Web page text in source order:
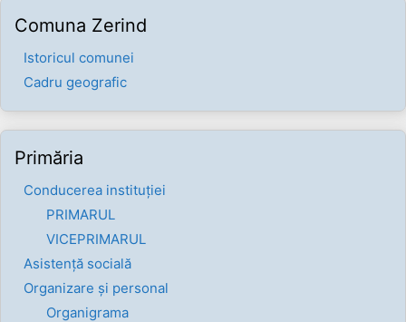
Comuna Zerind
Istoricul comunei
Cadru geografic
Primăria
Conducerea instituției
PRIMARUL
VICEPRIMARUL
Asistență socială
Organizare și personal
Organigrama